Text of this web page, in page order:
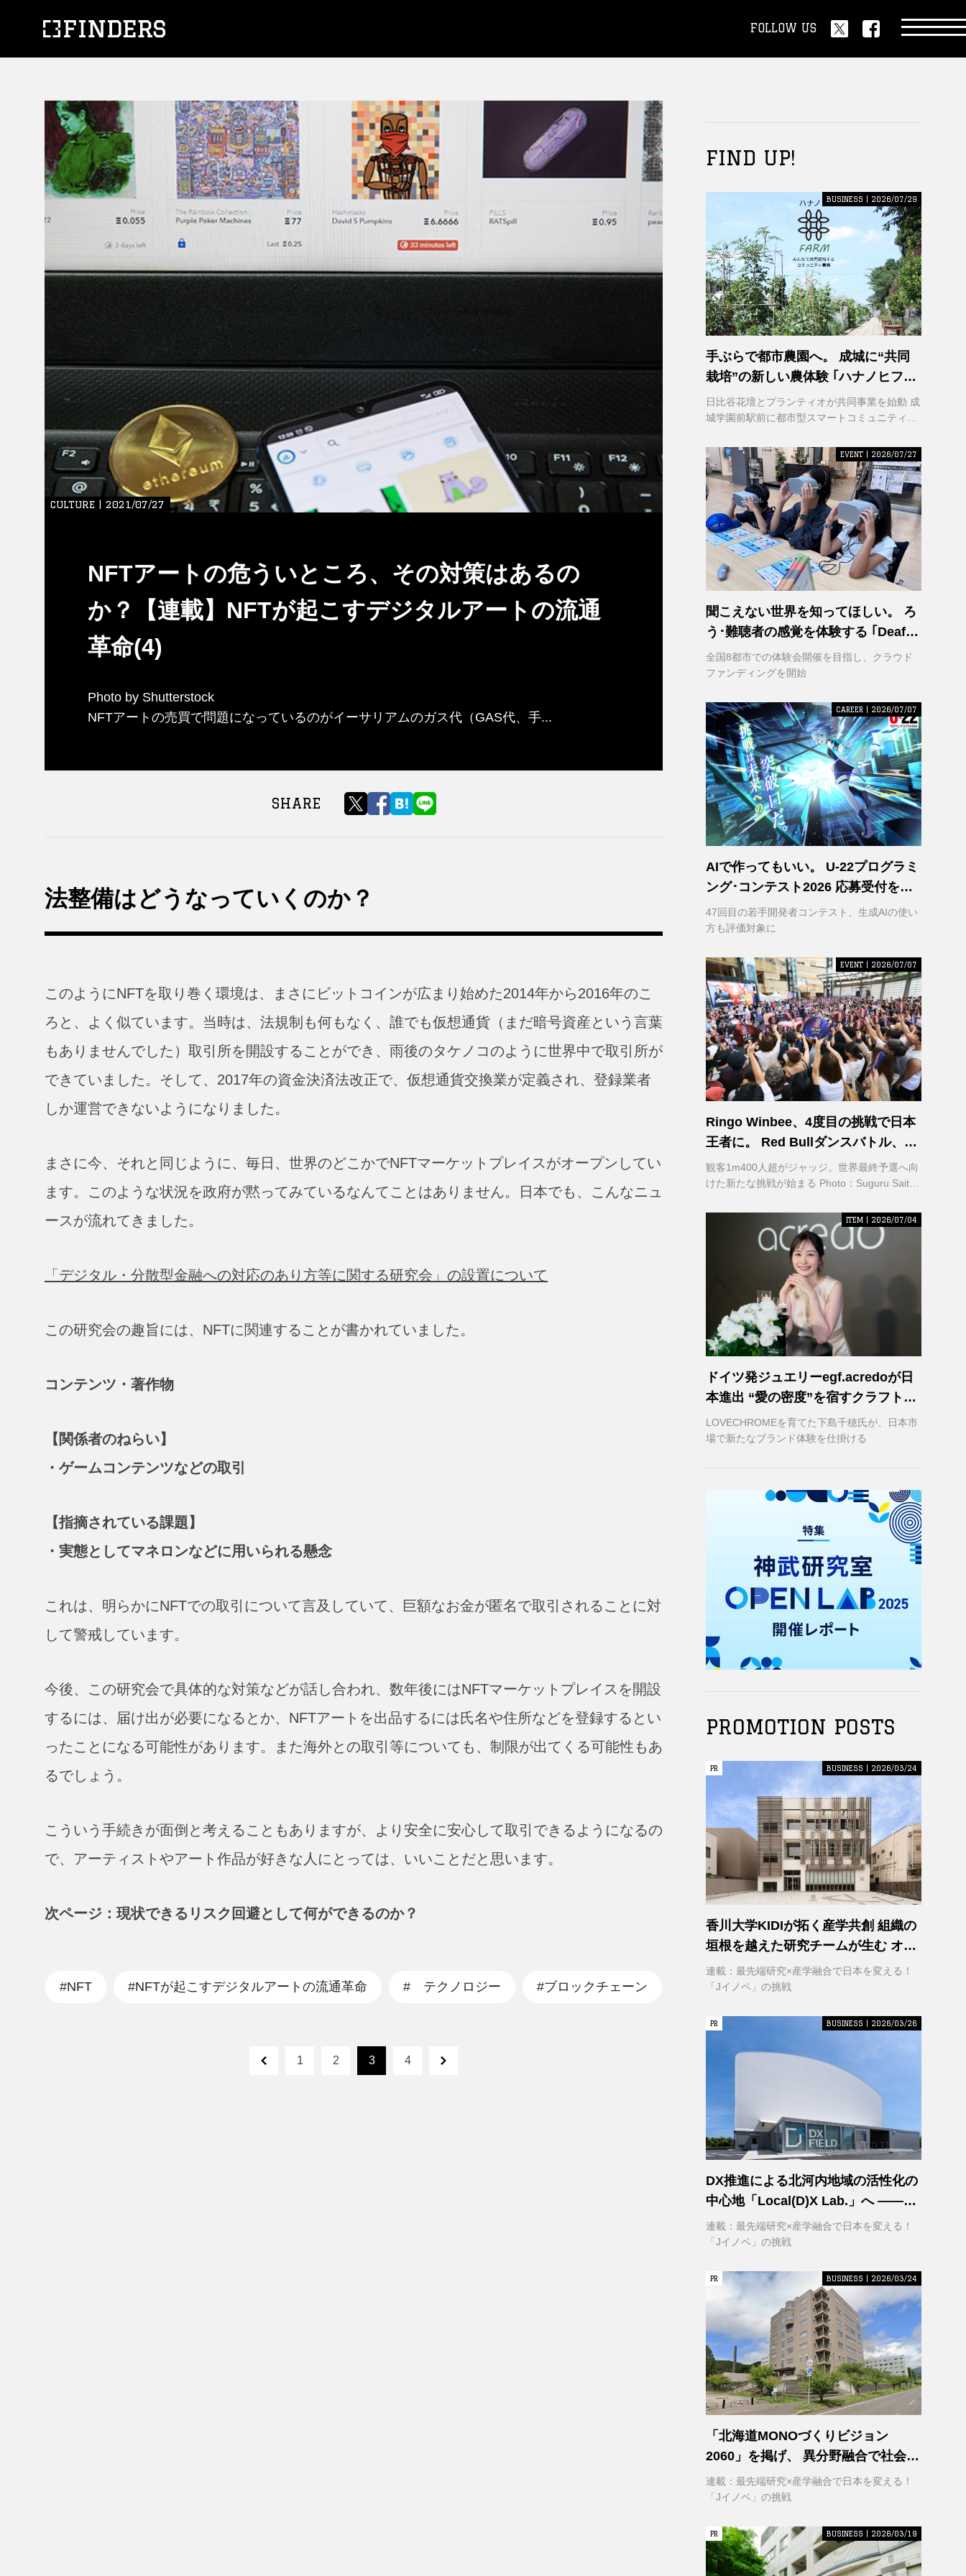
FOLLOW US
CULTURE | 2021/07/27
NFTアートの危ういところ、その対策はあるの
か？【連載】NFTが起こすデジタルアートの流通
革命(4)
Photo by Shutterstock
NFTアートの売買で問題になっているのがイーサリアムのガス代（GAS代、手...
SHARE
法整備はどうなっていくのか？
このようにNFTを取り巻く環境は、まさにビットコインが広まり始めた2014年から2016年のこ
ろと、よく似ています。当時は、法規制も何もなく、誰でも仮想通貨（まだ暗号資産という言葉
もありませんでした）取引所を開設することができ、雨後のタケノコのように世界中で取引所が
できていました。そして、2017年の資金決済法改正で、仮想通貨交換業が定義され、登録業者
しか運営できないようになりました。
まさに今、それと同じように、毎日、世界のどこかでNFTマーケットプレイスがオープンしてい
ます。このような状況を政府が黙ってみているなんてことはありません。日本でも、こんなニュ
ースが流れてきました。
「デジタル・分散型金融への対応のあり方等に関する研究会」の設置について
この研究会の趣旨には、NFTに関連することが書かれていました。
コンテンツ・著作物
【関係者のねらい】
・ゲームコンテンツなどの取引
【指摘されている課題】
・実態としてマネロンなどに用いられる懸念
これは、明らかにNFTでの取引について言及していて、巨額なお金が匿名で取引されることに対
して警戒しています。
今後、この研究会で具体的な対策などが話し合われ、数年後にはNFTマーケットプレイスを開設
するには、届け出が必要になるとか、NFTアートを出品するには氏名や住所などを登録するとい
ったことになる可能性があります。また海外との取引等についても、制限が出てくる可能性もあ
るでしょう。
こういう手続きが面倒と考えることもありますが、より安全に安心して取引できるようになるの
で、アーティストやアート作品が好きな人にとっては、いいことだと思います。
次ページ：現状できるリスク回避として何ができるのか？
#NFT #NFTが起こすデジタルアートの流通革命 # テクノロジー #ブロックチェーン
1 2 3 4
FIND UP!
BUSINESS | 2026/07/29
手ぶらで都市農園へ。 成城に“共同
栽培”の新しい農体験 ｢ハナノヒファ
ーム｣ が誕生
日比谷花壇とプランティオが共同事業を始動 成
城学園前駅前に都市型スマートコミュニティ農
EVENT | 2026/07/27
聞こえない世界を知ってほしい。 ろ
う･難聴者の感覚を体験する ｢Deaf
VR｣ 理解の輪を広げるため支援募集
を開始
全国8都市での体験会開催を目指し、クラウド
ファンディングを開始
CAREER | 2026/07/07
AIで作ってもいい。 U-22プログラミ
ング･コンテスト2026 応募受付を開
始
47回目の若手開発者コンテスト、生成AIの使い
方も評価対象に
EVENT | 2026/07/07
Ringo Winbee、4度目の挑戦で日本
王者に。 Red Bullダンスバトル、六
本木で熱狂
観客1m400人超がジャッジ。世界最終予選へ向
けた新たな挑戦が始まる Photo：Suguru Saito /
ITEM | 2026/07/04
ドイツ発ジュエリーegf.acredoが日
本進出 “愛の密度”を宿すクラフトマ
ンシップ
LOVECHROMEを育てた下島千穂氏が、日本市
場で新たなブランド体験を仕掛ける
PROMOTION POSTS
PR
PR BUSINESS | 2026/03/24
香川大学KIDIが拓く産学共創 組織の
垣根を越えた研究チームが生む オー
プンイノベーション
連載：最先端研究×産学融合で日本を変える！
「Jイノベ」の挑戦
PR
PR BUSINESS | 2026/03/26
DX推進による北河内地域の活性化の
中心地「Local(D)X Lab.」へ ――延
べ1,400㎡の巨大実証空間で地域DX
に挑む 大阪工業大学 DXフィールド
連載：最先端研究×産学融合で日本を変える！
「Jイノベ」の挑戦
PR
PR BUSINESS | 2026/03/24
「北海道MONOづくりビジョン
2060」を掲げ、 異分野融合で社会変
革に挑む 室蘭工業大学 クリエイティ
ブコラボレーションセンター
連載：最先端研究×産学融合で日本を変える！
「Jイノベ」の挑戦
PR
PR BUSINESS | 2026/03/19